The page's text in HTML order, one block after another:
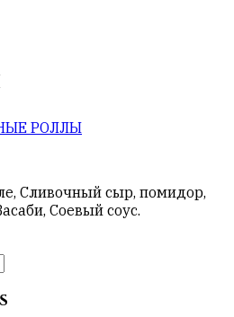
РОЛЛЫ
Сливочный сыр, помидор,
Соевый соус.